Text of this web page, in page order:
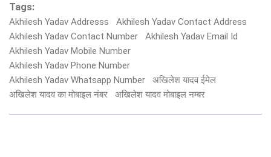
Tags:
Akhilesh Yadav Addresss
Akhilesh Yadav Contact Address
Akhilesh Yadav Contact Number
Akhilesh Yadav Email Id
Akhilesh Yadav Mobile Number
Akhilesh Yadav Phone Number
Akhilesh Yadav Whatsapp Number
अखिलेश यादव ईमेल
अखिलेश यादव का मोबाइल नंबर
अखिलेश यादव मोबाइल नम्बर